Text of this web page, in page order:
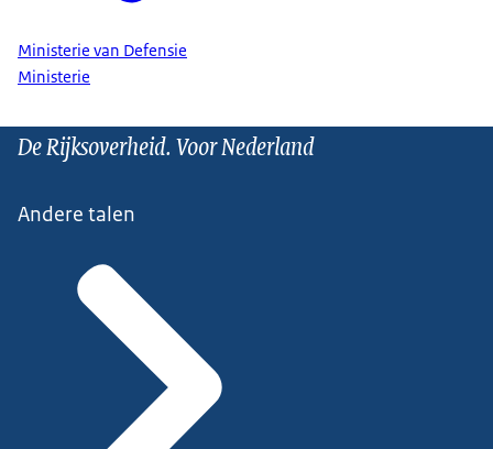
Ministerie van Defensie
Ministerie
De Rijksoverheid. Voor Nederland
Andere talen